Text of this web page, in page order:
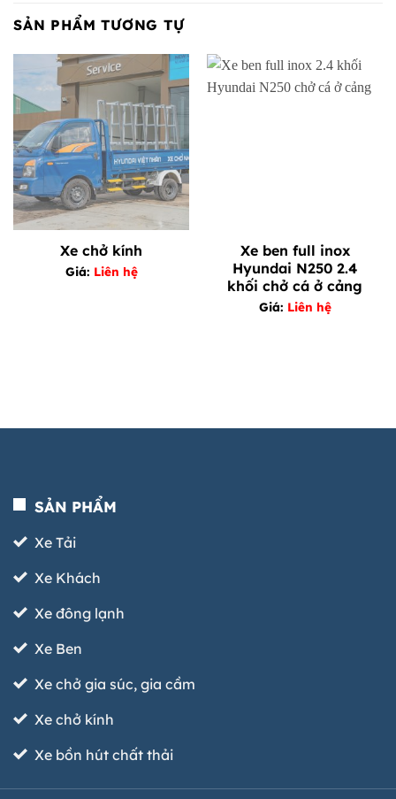
SẢN PHẨM TƯƠNG TỰ
Xe chở kính
Giá: Liên hệ
Xe ben full inox
Hyundai N250 2.4
khối chở cá ở cảng
Giá: Liên hệ
SẢN PHẨM
Xe Tải
Xe Khách
Xe đông lạnh
Xe Ben
Xe chở gia súc, gia cầm
Xe chở kính
Xe bồn hút chất thải